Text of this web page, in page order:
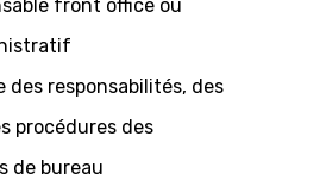
front office ou
des responsabilités, des
procédures des
de bureau